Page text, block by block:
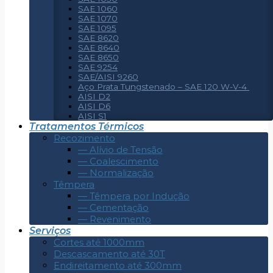
SAE 1060
SAE 1070
SAE 1095
SAE 8620
SAE 8640
SAE 8650
SAE 9254
SAE/AISI 9260
Aço Prata Tungstenado – SAE 120 W-V-4
AISI D2
AISI D6
AISI S1
Tratamentos Térmicos
Recozimento
— Alívio de Tensão
— Coalescimento
— Normalização
Têmpera
— Têmpera por Indução
— Cementação
— Revenimento
Serviços
Cortes até 1000mm
Descascamento até 30T
Endireitamento até 300mm